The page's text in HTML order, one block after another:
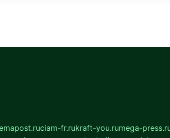
ciam-fr.rukraft-you.rumega-